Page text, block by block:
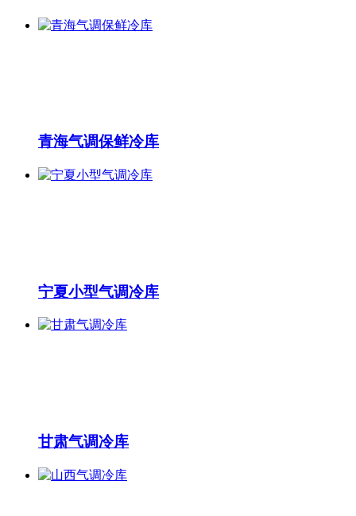
青海气调保鲜冷库
宁夏小型气调冷库
甘肃气调冷库